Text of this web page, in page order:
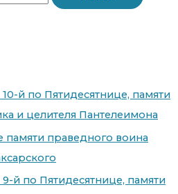
й по Пятидесятнице, памяти
и целителя Пантелеимона
памяти праведного воина
й по Пятидесятнице, памяти